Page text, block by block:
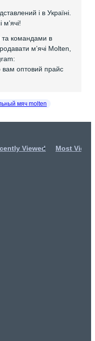
і в Україні.
мʼячі!
командами в
мʼячі Molten,
вам оптовий прайс
мяч molten
Viewed Most